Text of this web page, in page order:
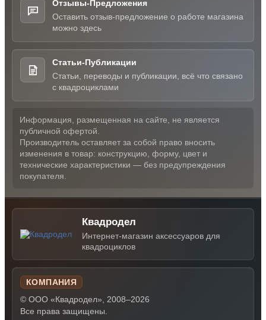
Отзывы-Предложения
Оставить отзыв-предложение о работе магазина
можно здесь
Статьи-Публикации
Статьи, переводы и публикации, всё что связано
с квадроциклами
Информация, размещенная на сайте, не является
публичной офертой.
Производитель оставляет за собой право вносить
изменения в товар: конструкцию, форму, цвет и
технические характеристики — без предупреждения
покупателя.
Квадродел
Интернет-магазин аксессуаров для
квадроциклов
КОМПАНИЯ
© ООО «Квадродел», 2008–2026
Все права защищены.